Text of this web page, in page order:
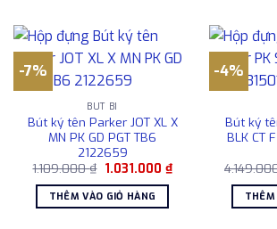
-7%
BÚT BI
Bút ký tên Parker JOT XL X
MN PK GD PGT TB6
2122659
1.109.000₫ Giá
là:
1.109.000 ₫.
1.031.000 ₫Giá
hiện
1.031.000 ₫.
THÊM VÀO GIỎ HÀNG
-4%
Bút ký
BLK CT
THÊM